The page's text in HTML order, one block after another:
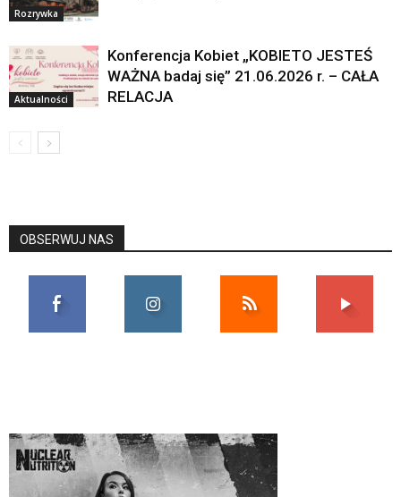
Rozrywka
Aktualności
Konferencja Kobiet „KOBIETO JESTEŚ
WAŻNA badaj się” 21.06.2026 r. – CAŁA
RELACJA
OBSERWUJ NAS